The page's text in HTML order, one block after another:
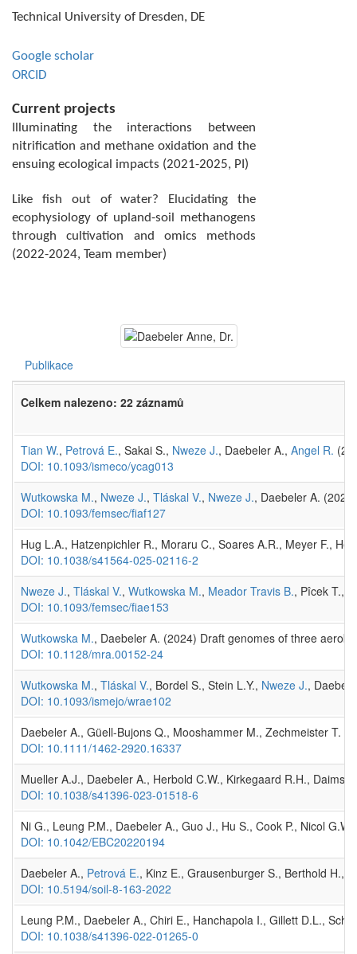
Technical University of Dresden, DE
Google scholar
ORCID
Current projects
Illuminating the interactions between
nitrification and methane oxidation and the
ensuing ecological impacts (2021-2025, PI)
Like fish out of water? Elucidating the
ecophysiology of upland-soil methanogens
through cultivation and omics methods
(2022-2024, Team member)
Publikace
Celkem nalezeno: 22 záznamů
Tian W., Petrová E., Sakai S., Nweze J., Daebeler A., Angel R.
DOI: 10.1093/ismeco/ycag013
Wutkowska M., Nweze J., Tláskal V., Nweze J., Daebeler A.
DOI: 10.1093/femsec/fiaf127
Hug L.A., Hatzenpichler R., Moraru C., Soares A.R., Meyer F.,
DOI: 10.1038/s41564-025-02116-2
Nweze J., Tláskal V., Wutkowska M., Meador Travis B., Pîcek T.,
DOI: 10.1093/femsec/fiae153
Wutkowska M., Daebeler A. (2024) Draft genomes of three
DOI: 10.1128/mra.00152-24
Wutkowska M., Tláskal V., Bordel S., Stein L.Y., Nweze J.,
DOI: 10.1093/ismejo/wrae102
Daebeler A., Güell-Bujons Q., Mooshammer M., Zechmeister T.
DOI: 10.1111/1462-2920.16337
Mueller A.J., Daebeler A., Herbold C.W., Kirkegaard R.H.,
DOI: 10.1038/s41396-023-01518-6
Ni G., Leung P.M., Daebeler A., Guo J., Hu S., Cook P., Nicol
DOI: 10.1042/EBC20220194
Daebeler A., Petrová E., Kinz E., Grausenburger S., Berthold H.,
DOI: 10.5194/soil-8-163-2022
Leung P.M., Daebeler A., Chiri E., Hanchapola I., Gillett D.L.,
DOI: 10.1038/s41396-022-01265-0